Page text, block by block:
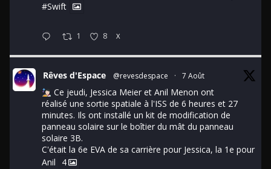
#Swift
1 8 X
Rêves d'Espace @revesdespace · 7 Août
Ce jeudi, Jessica Meier et Anil Menon ont
réalisé une sortie spatiale à l'ISS de 6 heures et 27
minutes. Ils ont installé un kit de modification de
panneau solaire sur le boîtier du mât du panneau
solaire 3B.
C'était la 6e EVA de sa carrière pour Jessica, la 1e pour
Anil
4